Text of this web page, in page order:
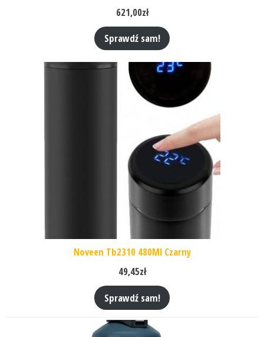
621,00zł
Sprawdź sam!
Noveen Tb2310 480Ml Czarny
49,45zł
Sprawdź sam!